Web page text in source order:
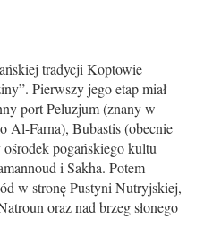
tradycji Koptowie
Pierwszy jego etap miał
port Peluzjum (znany w
Al-Farna), Bubastis (obecnie
pogańskiego kultu
i Sakha. Potem
w stronę Pustyni Nutryjskiej,
oraz nad brzeg słonego